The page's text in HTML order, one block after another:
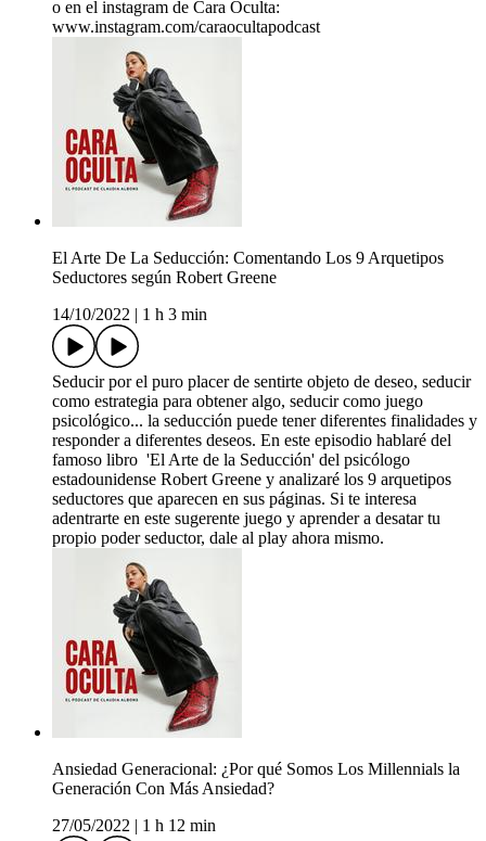
o en el instagram de Cara Oculta:
www.instagram.com/caraocultapodcast
El Arte De La Seducción: Comentando Los 9 Arquetipos
Seductores según Robert Greene
14/10/2022
1 h 3 min
Seducir por el puro placer de sentirte objeto de deseo, seducir
como estrategia para obtener algo, seducir como juego
psicológico... la seducción puede tener diferentes finalidades y
responder a diferentes deseos. En este episodio hablaré del
famoso libro 'El Arte de la Seducción' del psicólogo
estadounidense Robert Greene y analizaré los 9 arquetipos
seductores que aparecen en sus páginas. Si te interesa
adentrarte en este sugerente juego y aprender a desatar tu
propio poder seductor, dale al play ahora mismo.
Ansiedad Generacional: ¿Por qué Somos Los Millennials la
Generación Con Más Ansiedad?
27/05/2022
1 h 12 min